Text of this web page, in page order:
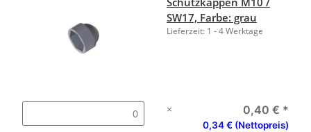
SW17, Farbe: grau
Lieferzeit: 1 - 4 Werktage
× 0,40 € *
0,34 € (Nettopreis)